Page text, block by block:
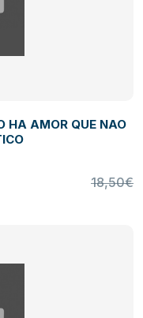
HA AMOR QUE NAO
18,50€